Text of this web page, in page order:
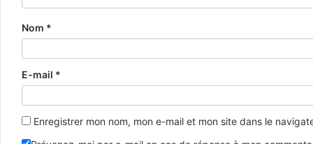
Nom *
E-mail *
Enregistrer mon nom, mon e-mail et mon site dans le